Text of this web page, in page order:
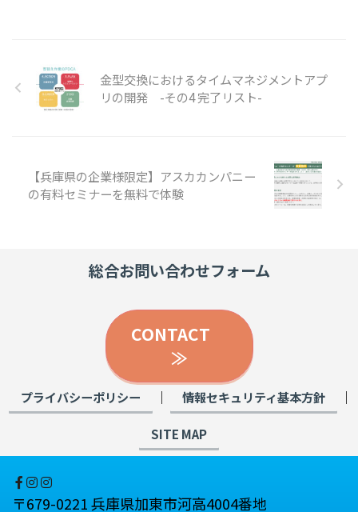
金型交換におけるタイムマネジメントアプ
リの開発 -その4 完了リスト-
【兵庫県の企業様限定】アスカカンパニー
の有料セミナーを無料で体験
総合お問い合わせフォーム
CONTACT
≫
プライバシーポリシー ｜ 情報セキュリティ基本方針 ｜
SITE MAP
〒679-0221 兵庫県加東市河高4004番地